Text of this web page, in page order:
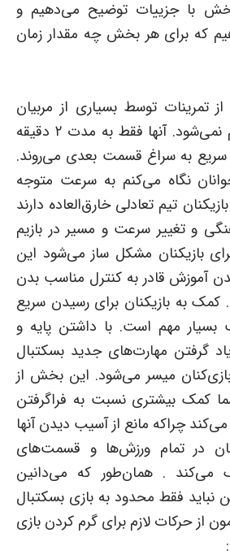
با جزییات توضیح می‌دهیم و
که برای هر بخش چه مقدار زمان
تمرینات توسط بسیاری از مربیان
جوان بسکتبال انجام نمی‌شود. آنها فقط به مدت ۲ دقیقه
سریع به سراغ قسمت بعدی می‌روند.
نگاه می‌کنم به سرعت متوجه
تیم تعادلی خارق‌العاده دارند
و تغییر سرعت و مسیر در بازیم
بازیکنان مشکل ساز می‌شود این
آموزش قادر به کنترل مناسب بدن
کمک به بازیکنان برای رسیدن سریع
بسیار مهم است. با داشتن پایه و
گرفتن مهارت‌های جدید بسکتبال
میسر می‌شود. این بخش از
کمک بیشتری نسبت به فراگرفتن
چراکه مانع از آسیب دیدن آنها
در تمام ورزش‌ها و قسمت‌های
می‌کند . همان‌طور که می‌دانین
نباید فقط محدود به بازی بسکتبال
از حرکات لازم برای گرم کردن بازی